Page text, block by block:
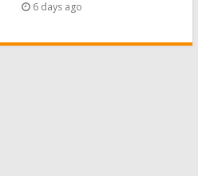
6 days ago